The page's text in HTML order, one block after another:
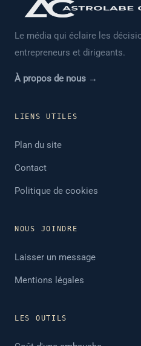
Le média qui éclaire les
entrepreneurs et dirigeants.
À propos de nous →
LIENS UTILES
Plan du site
Contact
Politique de cookies
NOUS JOINDRE
Laisser un message
Mentions légales
LES OUTILS